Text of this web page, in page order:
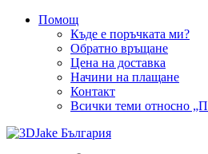
Помощ
Къде е поръчката ми?
Обратно връщане
Цена на доставка
Начини на плащане
Контакт
Всички теми относно